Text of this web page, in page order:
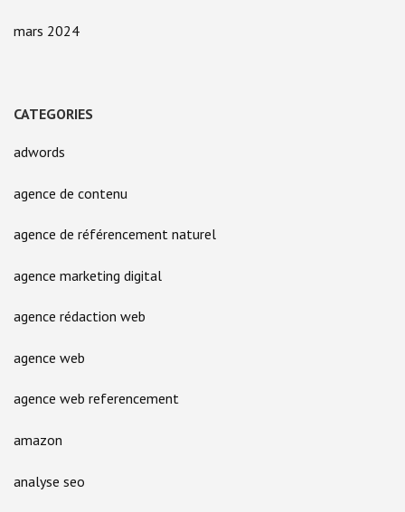
mars 2024
CATEGORIES
adwords
agence de contenu
agence de référencement naturel
agence marketing digital
agence rédaction web
agence web
agence web referencement
amazon
analyse seo